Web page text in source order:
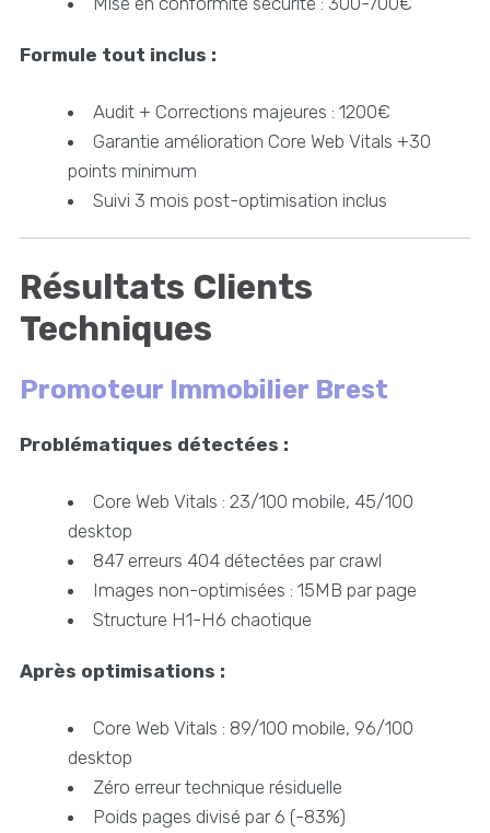
Formule tout inclus :
Audit + Corrections majeures : 1200€
Garantie amélioration Core Web Vitals +30
points minimum
Suivi 3 mois post-optimisation inclus
Résultats Clients
Techniques
Promoteur Immobilier Brest
Problématiques détectées :
Core Web Vitals : 23/100 mobile, 45/100
desktop
847 erreurs 404 détectées par crawl
Images non-optimisées : 15MB par page
Structure H1-H6 chaotique
Après optimisations :
Core Web Vitals : 89/100 mobile, 96/100
desktop
Zéro erreur technique résiduelle
Poids pages divisé par 6 (-83%)